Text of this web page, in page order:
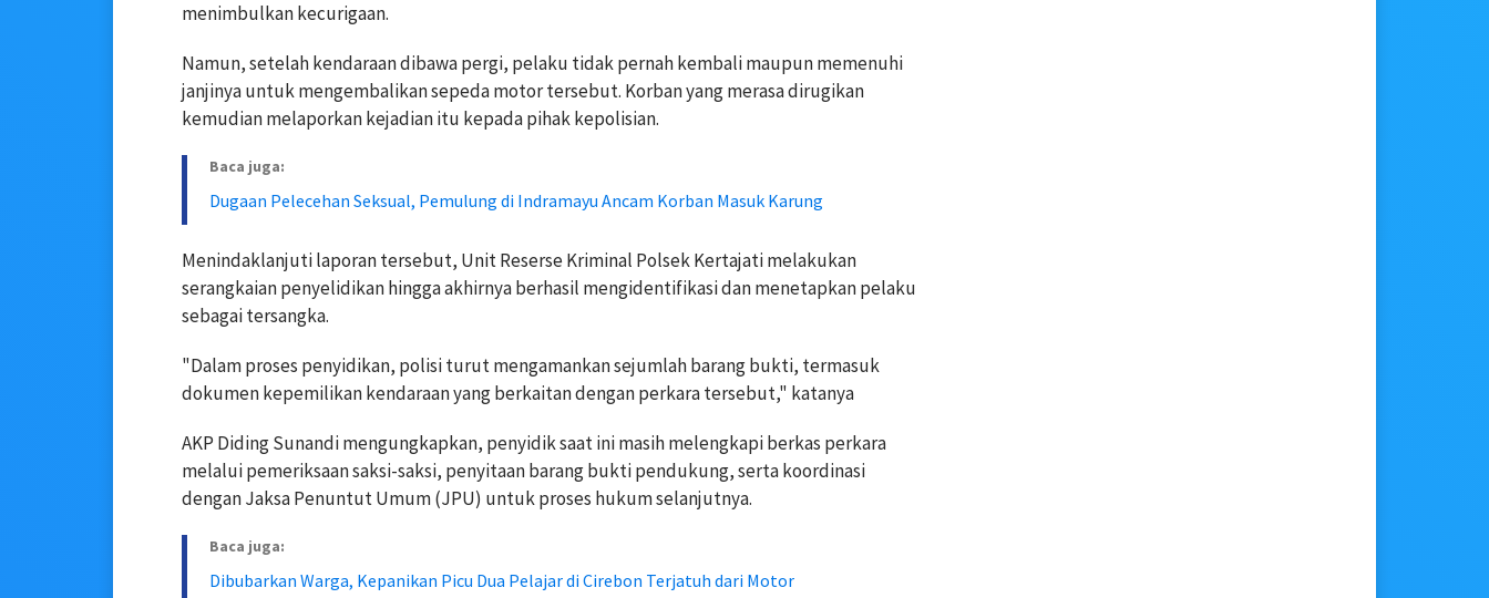
menimbulkan kecurigaan.
Namun, setelah kendaraan dibawa pergi, pelaku tidak pernah kembali maupun memenuhi
janjinya untuk mengembalikan sepeda motor tersebut. Korban yang merasa dirugikan
kemudian melaporkan kejadian itu kepada pihak kepolisian.
Baca juga:
Dugaan Pelecehan Seksual, Pemulung di Indramayu Ancam Korban Masuk Karung
Menindaklanjuti laporan tersebut, Unit Reserse Kriminal Polsek Kertajati melakukan
serangkaian penyelidikan hingga akhirnya berhasil mengidentifikasi dan menetapkan pelaku
sebagai tersangka.
"Dalam proses penyidikan, polisi turut mengamankan sejumlah barang bukti, termasuk
dokumen kepemilikan kendaraan yang berkaitan dengan perkara tersebut," katanya
AKP Diding Sunandi mengungkapkan, penyidik saat ini masih melengkapi berkas perkara
melalui pemeriksaan saksi-saksi, penyitaan barang bukti pendukung, serta koordinasi
dengan Jaksa Penuntut Umum (JPU) untuk proses hukum selanjutnya.
Baca juga:
Dibubarkan Warga, Kepanikan Picu Dua Pelajar di Cirebon Terjatuh dari Motor